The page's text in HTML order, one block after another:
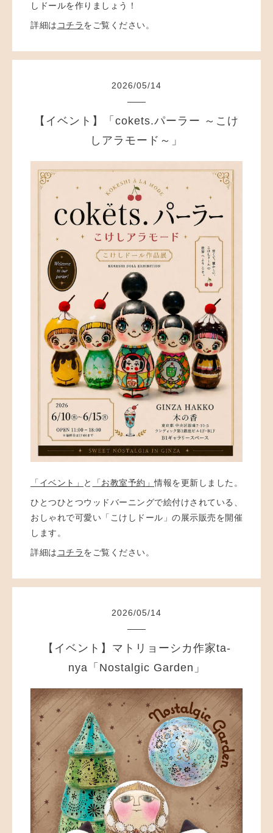
しドールを作りましょう！
詳細は コチラをご覧ください。
2026/05/14
【イベント】「cokets.パーラー ～こけ
しアラモード～」
「イベント」 と 「お教室予約」情報を更新しました。
ひとつひとつウッドバーニングで絵付けされている、
おしゃれで可愛い「こけしドール」の展示販売を開催
します。
詳細は コチラをご覧ください。
2026/05/14
【イベント】マトリョーシカ作家ta-
nya「Nostalgic Garden」